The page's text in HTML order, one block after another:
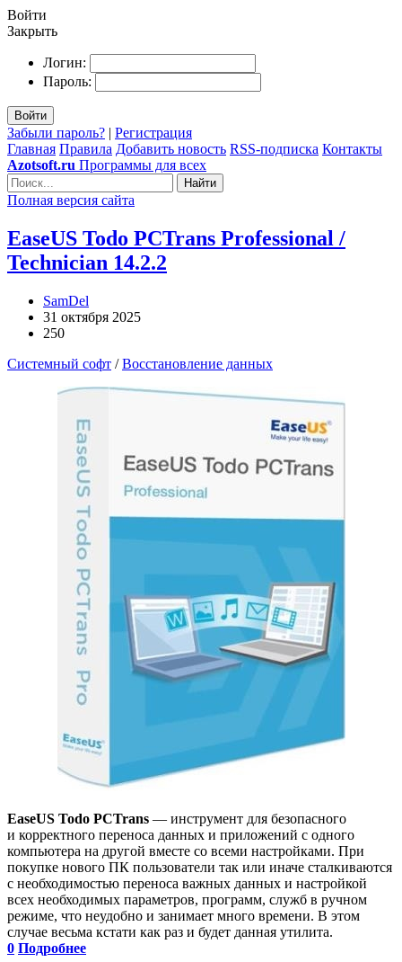
Войти
Закрыть
Логин:
Пароль:
Войти
Забыли пароль? | Регистрация
Главная Правила Добавить новость RSS-подписка Контакты
Azotsoft.ru Программы для всех
Найти
Полная версия сайта
EaseUS Todo PCTrans Professional /
Technician 14.2.2
SamDel
31 октября 2025
250
Системный софт /Восстановление данных
EaseUS Todo PCTrans — инструмент для безопасного
и корректного переноса данных и приложений с одного
компьютера на другой вместе со всеми настройками. При
покупке нового ПК пользователи так или иначе сталкиваются
с необходимостью переноса важных данных и настройкой
всех необходимых параметров, программ, служб в ручном
режиме, что неудобно и занимает много времени. В этом
случае весьма кстати как раз и будет данная утилита.
0 Подробнее